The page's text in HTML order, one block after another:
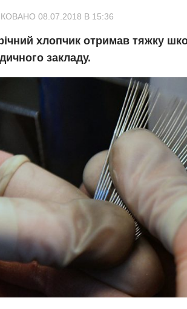
08.07.2018 В 15:36
хлопчик отримав тяжку
закладу.